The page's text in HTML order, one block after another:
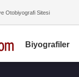
Otobiyografi Sitesi
Biyografiler